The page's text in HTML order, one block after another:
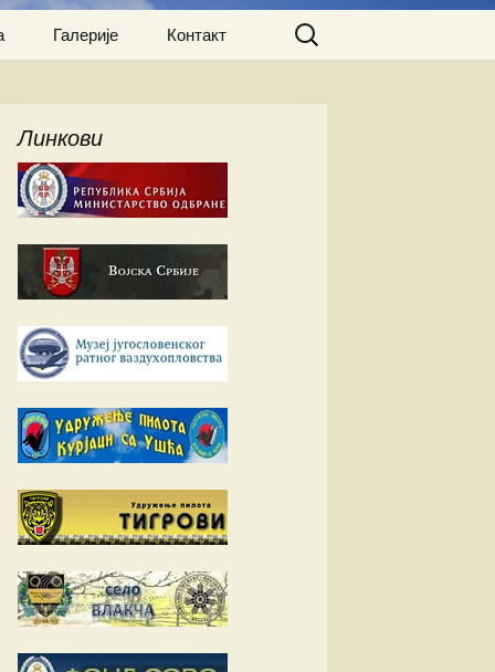
Е-К
П-У
Галерије Контакт
Претрага
Линкови